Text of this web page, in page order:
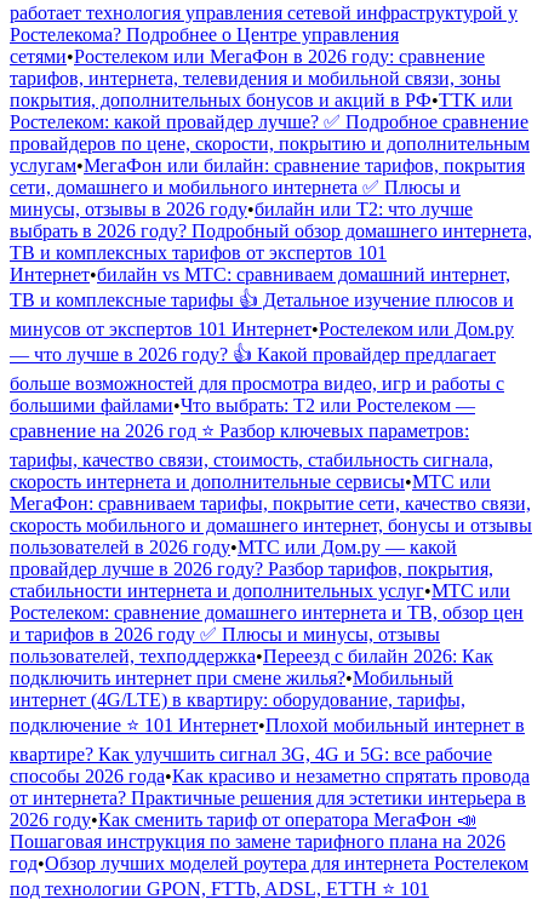
работает технология управления сетевой инфраструктурой у
Ростелекома? Подробнее о Центре управления
сетями•Ростелеком или МегаФон в 2026 году: сравнение
тарифов, интернета, телевидения и мобильной связи, зоны
покрытия, дополнительных бонусов и акций в РФ•ТТК или
Ростелеком: какой провайдер лучше? ✅ Подробное сравнение
провайдеров по цене, скорости, покрытию и дополнительным
услугам•МегаФон или билайн: сравнение тарифов, покрытия
сети, домашнего и мобильного интернета ✅ Плюсы и
минусы, отзывы в 2026 году•билайн или Т2: что лучше
выбрать в 2026 году? Подробный обзор домашнего интернета,
ТВ и комплексных тарифов от экспертов 101
Интернет•билайн vs МТС: сравниваем домашний интернет,
ТВ и комплексные тарифы 👍 Детальное изучение плюсов и
минусов от экспертов 101 Интернет•Ростелеком или Дом.ру
— что лучше в 2026 году? 👍 Какой провайдер предлагает
больше возможностей для просмотра видео, игр и работы с
большими файлами•Что выбрать: Т2 или Ростелеком —
сравнение на 2026 год ⭐ Разбор ключевых параметров:
тарифы, качество связи, стоимость, стабильность сигнала,
скорость интернета и дополнительные сервисы•МТС или
МегаФон: сравниваем тарифы, покрытие сети, качество связи,
скорость мобильного и домашнего интернет, бонусы и отзывы
пользователей в 2026 году•МТС или Дом.ру — какой
провайдер лучше в 2026 году? Разбор тарифов, покрытия,
стабильности интернета и дополнительных услуг•МТС или
Ростелеком: сравнение домашнего интернета и ТВ, обзор цен
и тарифов в 2026 году ✅ Плюсы и минусы, отзывы
пользователей, техподдержка•Переезд с билайн 2026: Как
подключить интернет при смене жилья?•Мобильный
интернет (4G/LTE) в квартиру: оборудование, тарифы,
подключение ⭐ 101 Интернет•Плохой мобильный интернет в
квартире? Как улучшить сигнал 3G, 4G и 5G: все рабочие
способы 2026 года•Как красиво и незаметно спрятать провода
от интернета? Практичные решения для эстетики интерьера в
2026 году•Как сменить тариф от оператора МегаФон 📣
Пошаговая инструкция по замене тарифного плана на 2026
год•Обзор лучших моделей роутера для интернета Ростелеком
под технологии GPON, FTTb, ADSL, ETTH ⭐ 101